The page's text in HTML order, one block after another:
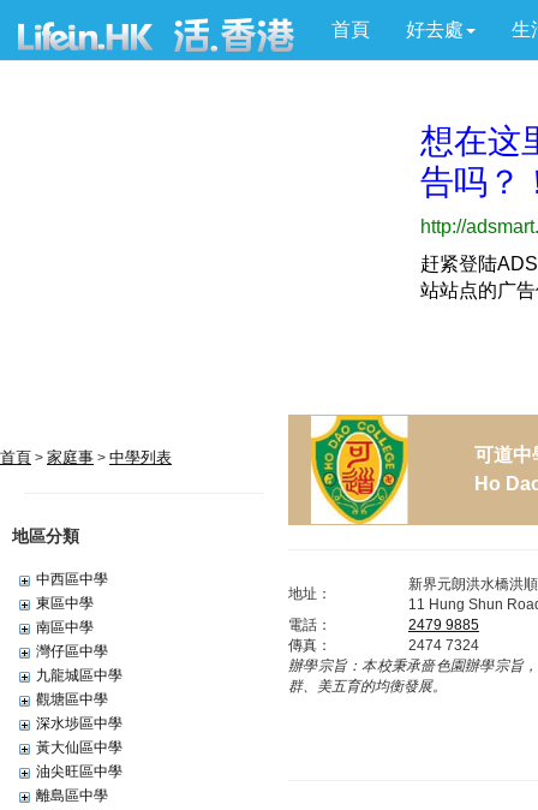
首頁 好去處 生
首頁 > 家庭事 > 中學列表
地區分類
中西區中學
東區中學
南區中學
灣仔區中學
九龍城區中學
觀塘區中學
深水埗區中學
黃大仙區中學
油尖旺區中學
離島區中學
可道中
Ho
地址：
新界元朗洪水橋洪
11 Hung Shun
電話：
2479 9885
傳真：
2474 7324
辦學宗旨：本校秉承嗇色園辦學宗旨
群、美五育的均衡發展。